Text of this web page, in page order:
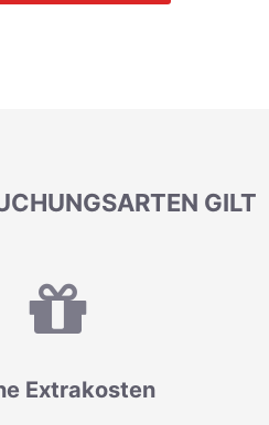
GILT
Extrakosten